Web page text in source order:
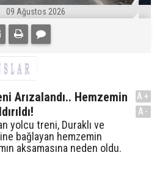
09 Ağustos 2026
Arızalandı.. Hemzemin
yolcu treni, Duraklı ve
bağlayan hemzemin
aksamasına neden oldu.
A+
A-